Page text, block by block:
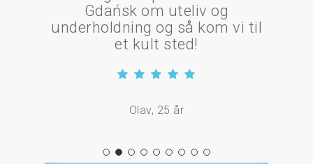
Gdańsk om uteliv og
underholdning og så kom vi til
et kult sted!
Olav, 25 år